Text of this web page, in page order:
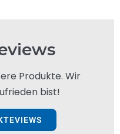
Produkte. Wir
bist!